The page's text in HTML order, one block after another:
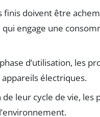
finis doivent être
engage une
d’utilisation, les
électriques.
de leur cycle de vie,